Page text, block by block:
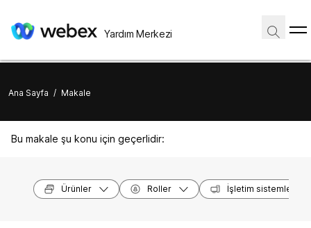
Yardım Merkezi
Ana Sayfa / Makale
Bu makale şu konu için geçerlidir:
Ürünler Roller İşletim sistemleri